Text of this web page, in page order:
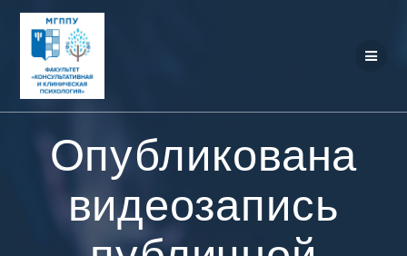
Опубликована
видеозапись